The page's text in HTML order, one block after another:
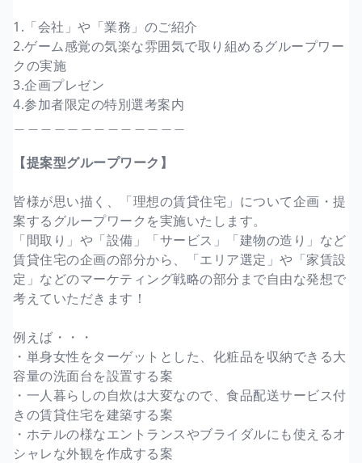
1.「会社」や「業務」のご紹介
2.ゲーム感覚の気楽な雰囲気で取り組めるグループワー
クの実施
3.企画プレゼン
4.参加者限定の特別選考案内
【提案型グループワーク】
皆様が思い描く、「理想の賃貸住宅」について企画・提
案するグループワークを実施いたします。
「間取り」や「設備」「サービス」「建物の造り」など
賃貸住宅の企画の部分から、「エリア選定」や「家賃設
定」などのマーケティング戦略の部分まで自由な発想で
考えていただきます！
例えば・・・
・単身女性をターゲットとした、化粧品を収納できる大
容量の洗面台を設置する案
・一人暮らしの自炊は大変なので、食品配送サービス付
きの賃貸住宅を建築する案
・ホテルの様なエントランスやブライダルにも使えるオ
シャレな外観を作成する案